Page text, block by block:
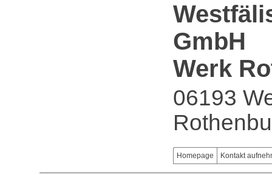
GmbH
Werk
06193
Homepage Kontakt